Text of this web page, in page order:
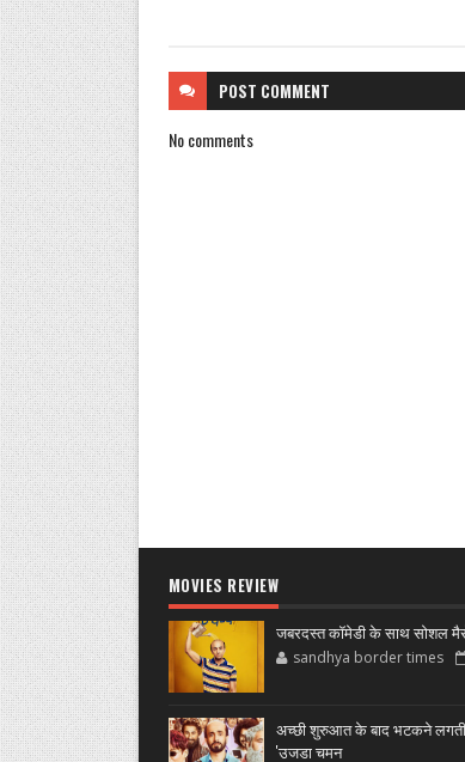
POST COMMENT
No comments
MOVIES REVIEW
जबरदस्त कॉमेडी के साथ सोशल
sandhya border times
अच्छी शुरुआत के बाद भटकने लगती
'उजडा चमन